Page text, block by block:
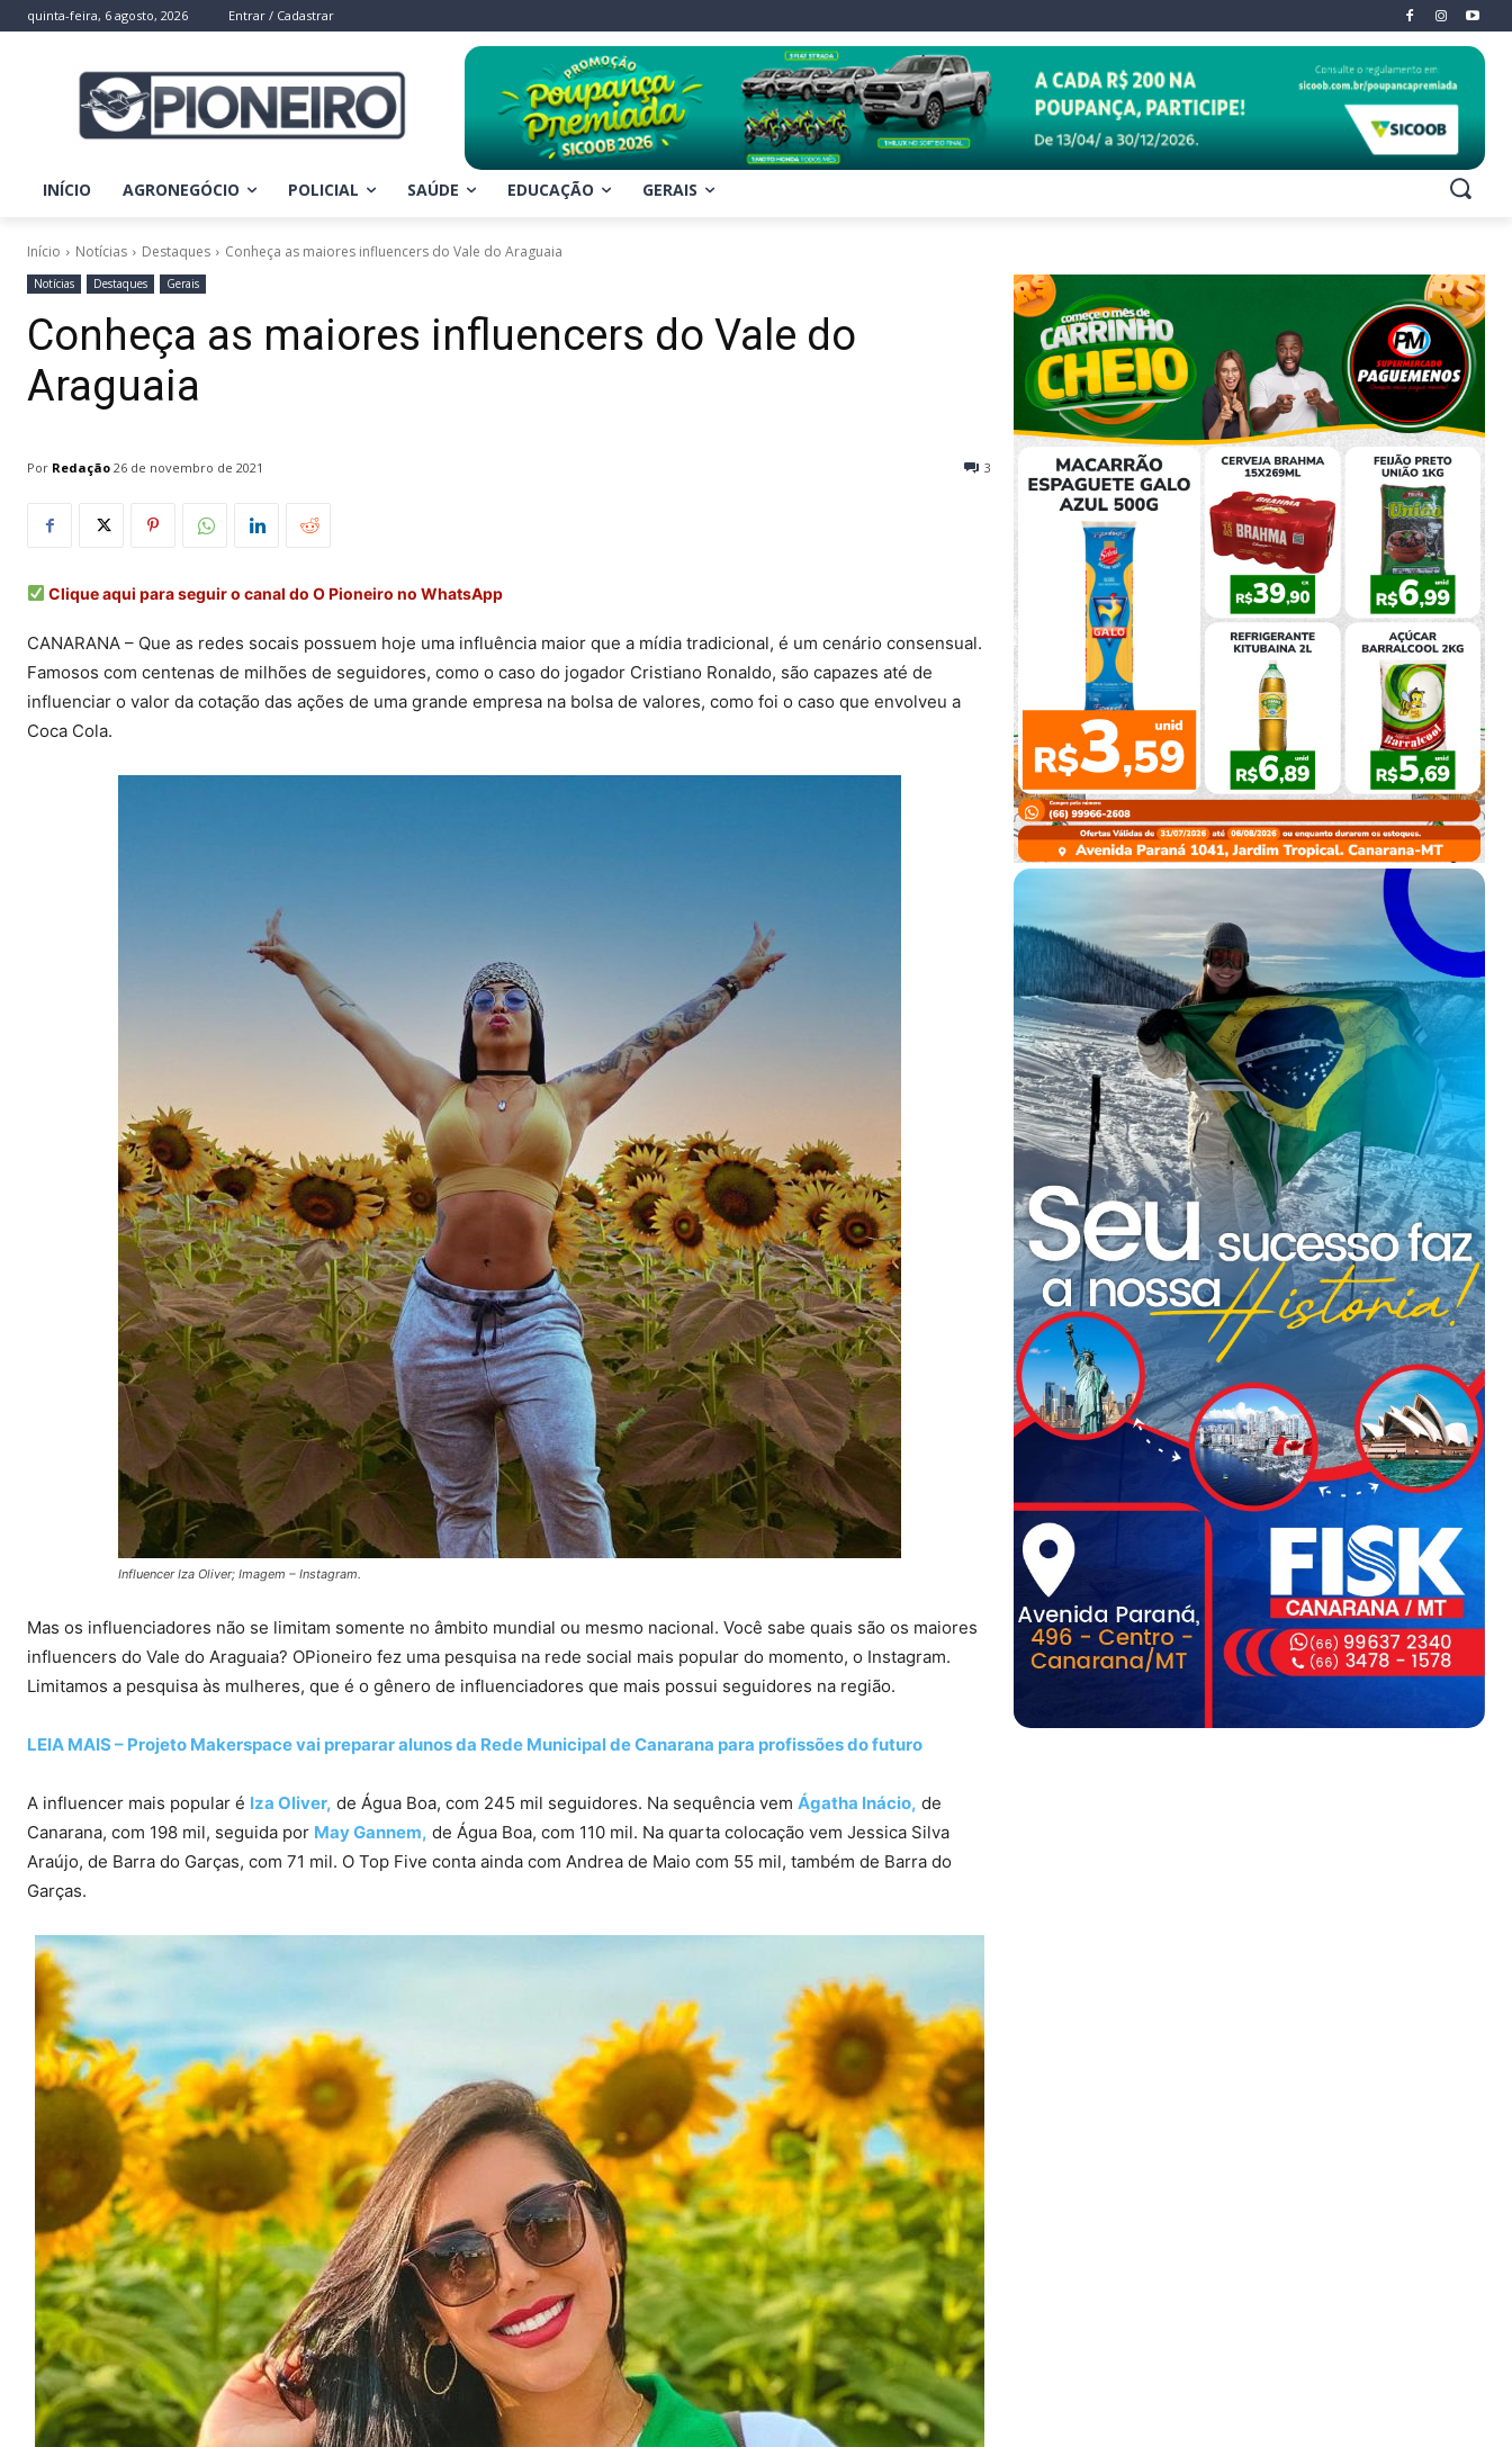
quinta-feira, 6 agosto, 2026 Entrar / Cadastrar
INÍCIO AGRONEGÓCIO POLICIAL SAÚDE EDUCAÇÃO GERAIS
Início Notícias Destaques Conheça as maiores influencers do Vale do Araguaia
Notícias Destaques Gerais
Conheça as maiores influencers do Vale do
Araguaia
Por Redação 3
26 de novembro de 2021
Clique aqui para seguir o canal do O Pioneiro no WhatsApp
CANARANA – Que as redes socais possuem hoje uma influência maior que a mídia tradicional, é um cenário consensual.
Famosos com centenas de milhões de seguidores, como o caso do jogador Cristiano Ronaldo, são capazes até de
influenciar o valor da cotação das ações de uma grande empresa na bolsa de valores, como foi o caso que envolveu a
Coca Cola.
Influencer Iza Oliver; Imagem – Instagram.
Mas os influenciadores não se limitam somente no âmbito mundial ou mesmo nacional. Você sabe quais são os maiores
influencers do Vale do Araguaia? OPioneiro fez uma pesquisa na rede social mais popular do momento, o Instagram.
Limitamos a pesquisa às mulheres, que é o gênero de influenciadores que mais possui seguidores na região.
LEIA MAIS – Projeto Makerspace vai preparar alunos da Rede Municipal de Canarana para profissões do futuro
A influencer mais popular é Iza Oliver, de Água Boa, com 245 mil seguidores. Na sequência vem Ágatha Inácio, de
Canarana, com 198 mil, seguida por May Gannem, de Água Boa, com 110 mil. Na quarta colocação vem Jessica Silva
Araújo, de Barra do Garças, com 71 mil. O Top Five conta ainda com Andrea de Maio com 55 mil, também de Barra do
Garças.